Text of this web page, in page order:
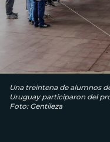
Una treintena de alumnos
Uruguay participaron del
Foto: Gentileza